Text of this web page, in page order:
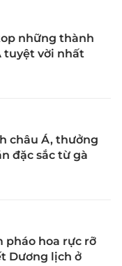
những thành
tuyệt vời nhất
châu Á, thưởng
đặc sắc từ gà
pháo hoa rực rỡ
Dương lịch ở